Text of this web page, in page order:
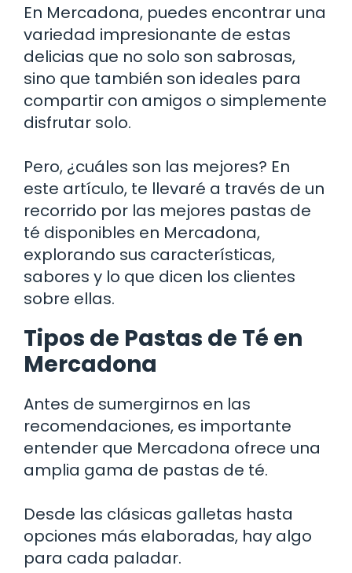
En Mercadona, puedes encontrar una
variedad impresionante de estas
delicias que no solo son sabrosas,
sino que también son ideales para
compartir con amigos o simplemente
disfrutar solo.
Pero, ¿cuáles son las mejores? En
este artículo, te llevaré a través de un
recorrido por las mejores pastas de
té disponibles en Mercadona,
explorando sus características,
sabores y lo que dicen los clientes
sobre ellas.
Tipos de Pastas de Té en
Mercadona
Antes de sumergirnos en las
recomendaciones, es importante
entender que Mercadona ofrece una
amplia gama de pastas de té.
Desde las clásicas galletas hasta
opciones más elaboradas, hay algo
para cada paladar.